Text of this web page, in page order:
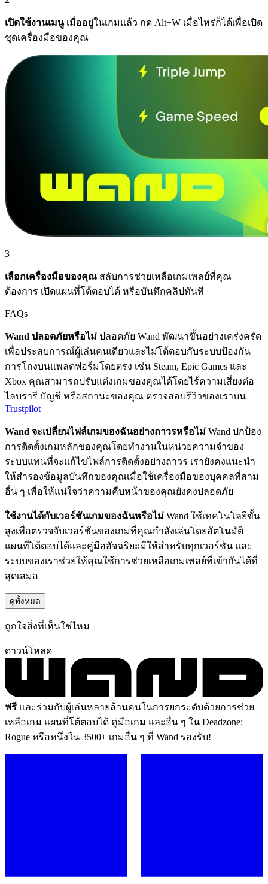
เปิดใช้งานเมนูเมื่ออยู่ในเกมแล้ว กด Alt+W เมื่อไหร่ก็ได้เพื่อเปิด
ชุดเครื่องมือของคุณ
3
เลือกเครื่องมือของคุณ สลับการช่วยเหลือเกมเพลย์ที่คุณ
ต้องการ เปิดแผนที่โต้ตอบได้ หรือบันทึกคลิปทันที
FAQs
Wand ปลอดภัยหรือไม่ ปลอดภัย Wand พัฒนาขึ้นอย่างเคร่งครัด
เพื่อประสบการณ์ผู้เล่นคนเดียวและไม่โต้ตอบกับระบบป้องกัน
การโกงบนแพลตฟอร์มโดยตรง เช่น Steam, Epic Games และ
Xbox คุณสามารถปรับแต่งเกมของคุณได้โดยไร้ความเสี่ยงต่อ
ไลบรารี บัญชี หรือสถานะของคุณ ตรวจสอบรีวิวของเราบน
Trustpilot
Wand จะเปลี่ยนไฟล์เกมของฉันอย่างถาวรหรือไม่ Wand ปกป้อง
การติดตั้งเกมหลักของคุณโดยทำงานในหน่วยความจำของ
ระบบแทนที่จะแก้ไขไฟล์การติดตั้งอย่างถาวร เรายังคงแนะนำ
ให้สำรองข้อมูลบันทึกของคุณเมื่อใช้เครื่องมือของบุคคลที่สาม
อื่น ๆ เพื่อให้แน่ใจว่าความคืบหน้าของคุณยังคงปลอดภัย
ใช้งานได้กับเวอร์ชันเกมของฉันหรือไม่ Wand ใช้เทคโนโลยีขั้น
สูงเพื่อตรวจจับเวอร์ชันของเกมที่คุณกำลังเล่นโดยอัตโนมัติ
แผนที่โต้ตอบได้และคู่มืออัจฉริยะมีให้สำหรับทุกเวอร์ชัน และ
ระบบของเราช่วยให้คุณใช้การช่วยเหลือเกมเพลย์ที่เข้ากันได้ที่
สุดเสมอ
ดูทั้งหมด
ถูกใจสิ่งที่เห็นใช่ไหม
ดาวน์โหลด
ฟรี และร่วมกับผู้เล่นหลายล้านคนในการยกระดับด้วยการช่วย
เหลือเกม แผนที่โต้ตอบได้ คู่มือเกม และอื่น ๆ ใน Deadzone:
Rogue หรือหนึ่งใน 3500+ เกมอื่น ๆ ที่ Wand รองรับ!